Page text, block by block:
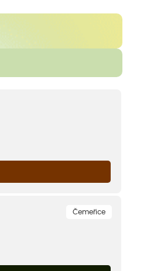
Čemeřice